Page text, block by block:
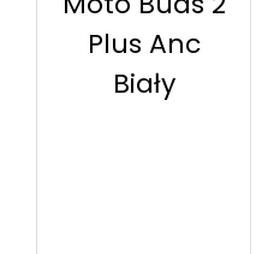
Plus Anc
Biały